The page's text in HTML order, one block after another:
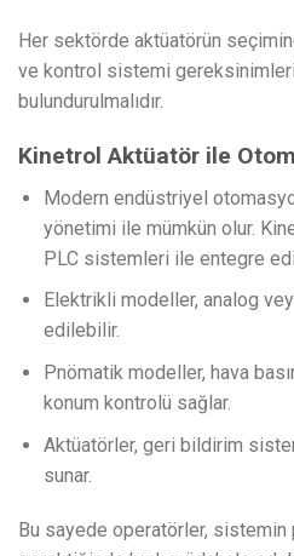
Her sektörde aktüatörün
ve kontrol sistemi
bulundurulmalıdır.
Kinetrol Aktüatör ile
Modern endüstriyel
yönetimi ile mümkün olur.
PLC sistemleri ile entegre
Elektrikli modeller, analog
edilebilir.
Pnömatik modeller, hava
konum kontrolü sağlar.
Aktüatörler, geri bildirim
sunar.
Bu sayede operatörler, sistemin